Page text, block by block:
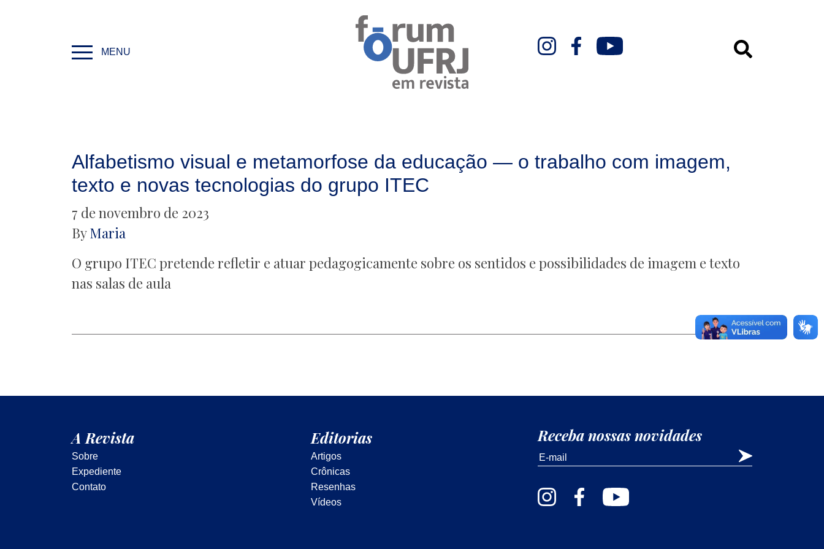
MENU
Alfabetismo visual e metamorfose da educação — o trabalho com imagem,
texto e novas tecnologias do grupo ITEC
7 de novembro de 2023
ByMaria
O grupo ITEC pretende refletir e atuar pedagogicamente sobre os sentidos e possibilidades de imagem e texto
nas salas de aula
A Revista
Sobre
Expediente
Contato
Editorias
Artigos
Crônicas
Resenhas
Vídeos
Receba nossas novidades